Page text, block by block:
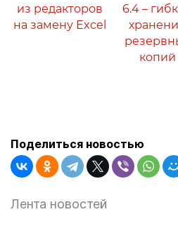
из редакторов
на замену Excel
6.4 –
копий
Поделиться новостью
Лента новостей